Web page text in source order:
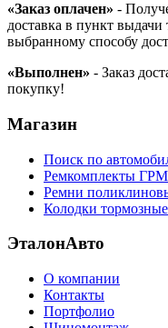
«Заказ оплачен» -
доставка в пункт выдачи
выбранному способу
«Выполнен» - Заказ
покупку!
Магазин
Поиск по
Ремкомплекты ГРМ
Ремни
Колодки тормозные
ЭталонАвто
О компании
Контакты
Портфолио